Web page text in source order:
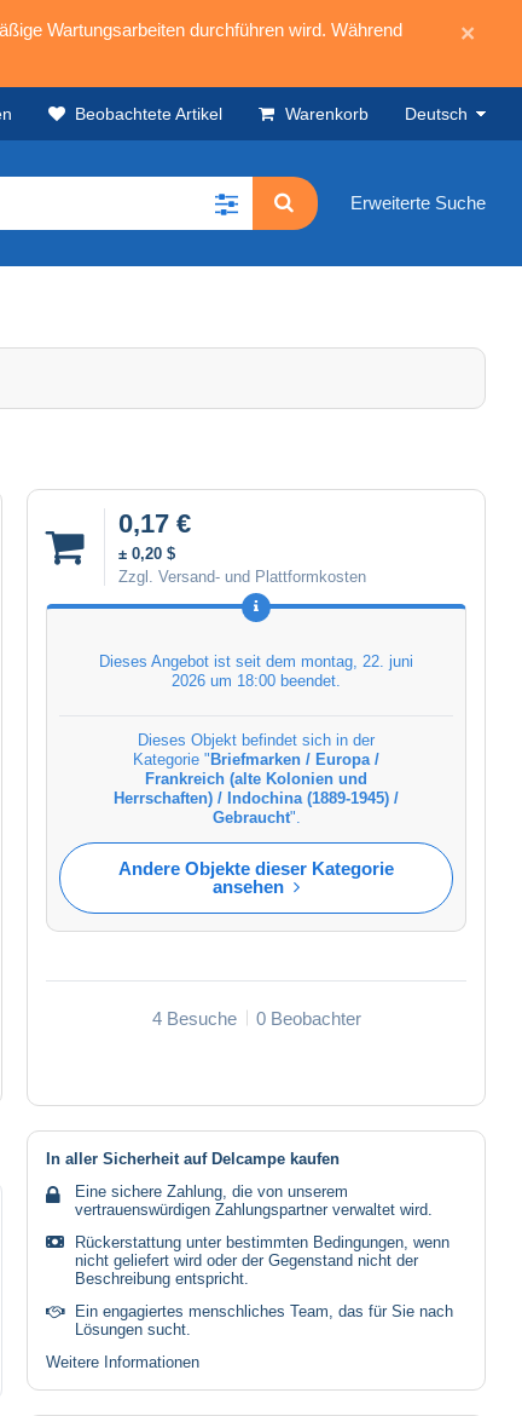
Wartungsarbeiten durchführen wird. Während
×
Beobachtete Artikel Warenkorb Deutsch
Erweiterte Suche
0,17 €
± 0,20 $
Zzgl. Versand- und Plattformkosten
Dieses Angebot ist seit dem montag, 22. juni
2026 um 18:00 beendet.
Dieses Objekt befindet sich in der
Kategorie " Briefmarken / Europa /
Frankreich (alte Kolonien und
Herrschaften) / Indochina (1889-1945) /
Gebraucht".
Andere Objekte dieser Kategorie
ansehen
4 Besuche 0 Beobachter
In aller Sicherheit auf Delcampe kaufen
Eine sichere Zahlung, die von unserem
vertrauenswürdigen Zahlungspartner verwaltet wird.
Rückerstattung unter bestimmten Bedingungen, wenn
nicht geliefert wird oder der Gegenstand nicht der
Beschreibung entspricht.
Ein engagiertes menschliches Team, das für Sie nach
Lösungen sucht.
Weitere Informationen